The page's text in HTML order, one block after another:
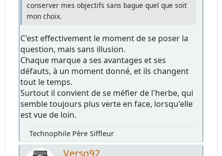
conserver mes objectifs sans bague quel que soit
mon choix.
C'est effectivement le moment de se poser la
question, mais sans illusion.
Chaque marque a ses avantages et ses
défauts, à un moment donné, et ils changent
tout le temps.
Surtout il convient de se méfier de l'herbe, qui
semble toujours plus verte en face, lorsqu'elle
est vue de loin.
Technophile Père Siffleur
Verso92